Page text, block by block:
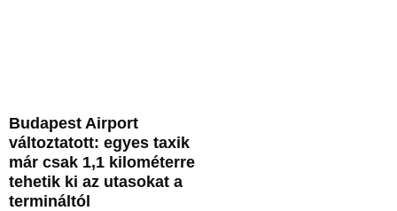
Budapest Airport
változtatott: egyes taxik
már csak 1,1 kilométerre
tehetik ki az utasokat a
termináltól